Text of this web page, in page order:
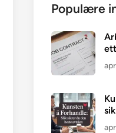
Populære